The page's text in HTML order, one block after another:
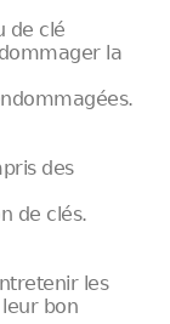
de clé
la
des
de clés.
les
bon